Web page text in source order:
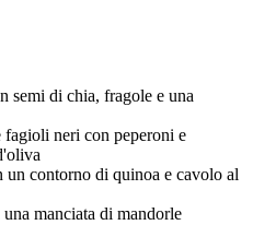
semi di chia, fragole e una
fagioli neri con peperoni e
un contorno di quinoa e cavolo al
manciata di mandorle